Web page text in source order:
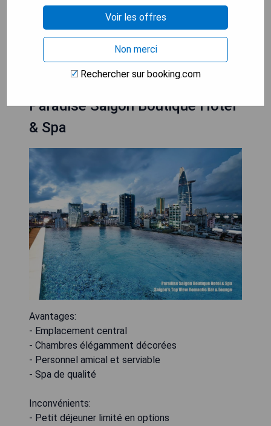
VÉRIFIEZ LA DISPONIBILITÉ
Paradise Saigon Boutique Hotel
& Spa
Avantages:
- Emplacement central
- Chambres élégamment décorées
- Personnel amical et serviable
- Spa de qualité
Inconvénients:
- Petit déjeuner limité en options
Voir les offres
Non merci
Rechercher sur booking.com